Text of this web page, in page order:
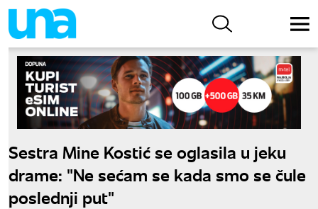
Sestra Mine Kostić se oglasila u jeku
drame: "Ne sećam se kada smo se čule
poslednji put"